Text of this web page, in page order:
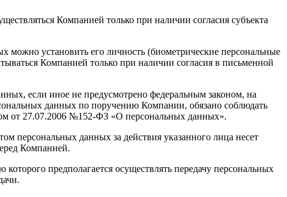
Компанией только при наличии согласия субъекта
можно установить его личность (биометрические персональные
Компанией только при наличии согласия в письменной
если иное не предусмотрено федеральным законом, на
данных по поручению Компании, обязано соблюдать
от 27.07.2006 №152-ФЗ «О персональных данных».
персональных данных за действия указанного лица несет
Компанией.
предполагается осуществлять передачу персональных